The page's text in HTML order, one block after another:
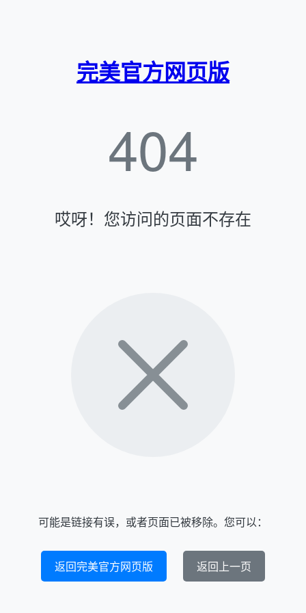
完美官方网页版
404
哎呀！您访问的页面不存在
可能是链接有误，或者页面已被移除。您可以：
返回完美官方网页版 返回上一页